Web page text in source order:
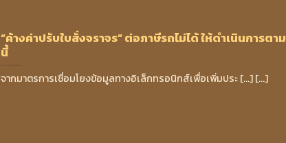
“ค้างค่าปรับใบสั่งจราจร” ต่อภาษีรถไม่ได้ ให้ดำเนินการตาม
นี้
จากมาตรการเชื่อมโยงข้อมูลทางอิเล็กทรอนิกส์เพื่อเพิ่มประ [...] [...]